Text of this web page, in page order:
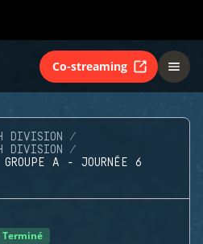
Co-streaming
DIVISION
DIVISION
GROUPE A - JOURNÉE 6
Terminé